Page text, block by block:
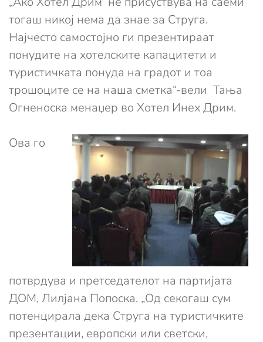
тогаш никој нема да знае за Струга.
Најчесто самостојно ги презентираат
понудите на хотелските капацитети и
туристичката понуда на градот и тоа
трошоците се на наша сметка“-вели Тања
Огненоска менаџер во Хотел Инех Дрим.
Ова го
потврдува и претседателот на партијата
ДОМ, Лилјана Попоска. „Од секогаш сум
потенцирала дека Струга на туристичките
презентации, европски или светски,